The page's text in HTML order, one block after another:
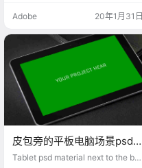
Adobe 20年1月31日
皮包旁的平板电脑场景psd素
材
Tablet psd material next to the ba